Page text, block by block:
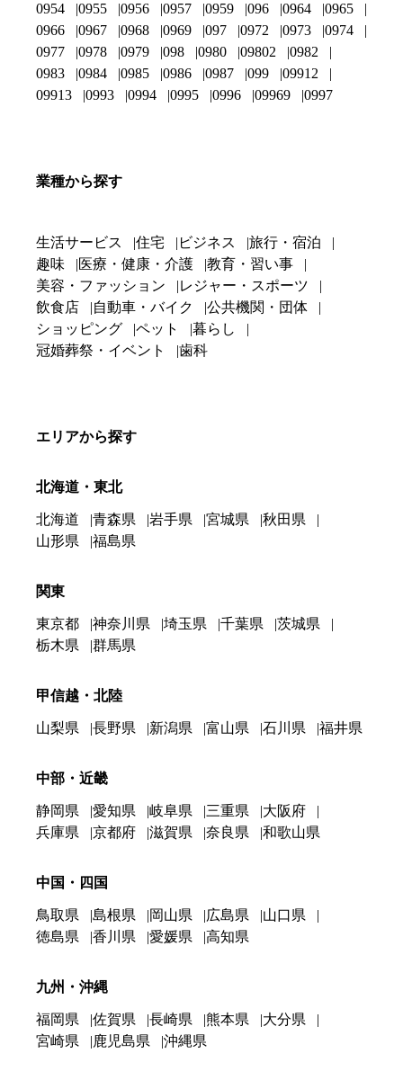
0954
0955 0956 0957 0959 096 0964
0965
0966
0967 0968 0969 097 0972 0973
0974
0977
0978 0979 098 0980 09802
0982
0983
0984 0985 0986 0987 099
09912
09913
0993 0994 0995 0996 09969 0997
業種から探す
生活サービス 住宅 ビジネス
旅行・宿泊
趣味
医療・健康・介護
教育・習い事
美容・ファッション
レジャー・スポーツ
飲食店
自動車・バイク
公共機関・団体
ショッピング
ペット
暮らし
冠婚葬祭・イベント
歯科
エリアから探す
北海道・東北
北海道 青森県 岩手県 宮城県
秋田県
山形県
福島県
関東
東京都 神奈川県 埼玉県 千葉県
茨城県
栃木県
群馬県
甲信越・北陸
山梨県 長野県 新潟県 富山県 石川県 福井県
中部・近畿
静岡県 愛知県 岐阜県 三重県
大阪府
兵庫県
京都府 滋賀県 奈良県 和歌山県
中国・四国
鳥取県 島根県 岡山県 広島県
山口県
徳島県
香川県 愛媛県 高知県
九州・沖縄
福岡県 佐賀県 長崎県 熊本県
大分県
宮崎県
鹿児島県 沖縄県